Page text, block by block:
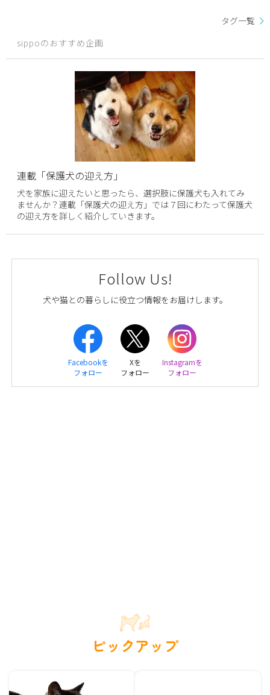
タグ一覧
sippoのおすすめ企画
連載「保護犬の迎え方」
犬を家族に迎えたいと思ったら、選択肢に保護犬も入れてみ
ませんか？連載「保護犬の迎え方」では７回にわたって保護犬
の迎え方を詳しく紹介していきます。
Follow Us!
犬や猫との暮らしに役立つ情報をお届けします。
Facebookを
フォロー
Xを
フォロー
Instagramを
フォロー
ピックアップ